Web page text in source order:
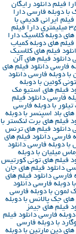
فیلم دانلود رایگان
با دوبله فارسی دارا
فیلم ایرانی قدیمی با
دارا فیلم
های دوبله کلاسیک دارا
فیلم های دوبله کمیاب
فیلم های کلاسیک
دانلود فیلم های آلن
فارسی دانلود فیلم های
با دوبله فارسی دانلود
کوئین با دوبله
فیلم های استیو مک
فارسی دانلود فیلم
تیلور با دوبله فارسی
های باد اسپنسر با دوبله
فیلم های برت لنکستر با
دانلود فیلم های ترنس
فارسی دانلود فیلم های
با دوبله فارسی دانلود
میلیان با دوبله
فیلم های تونی کورتیس
دانلود فیلم های جان
فارسی دانلود فیلم های
دوبله فارسی دانلود
لمون با دوبله فارسی
های جک پالانس با دوبله
فیلم های جیمز
فارسی دانلود فیلم
با دوبله فارسی
های دین مارتین با دوبله